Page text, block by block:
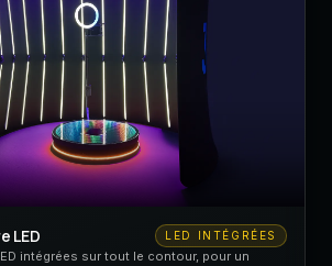
LED LED INTÉGRÉES
intégrées sur tout le contour, pour un